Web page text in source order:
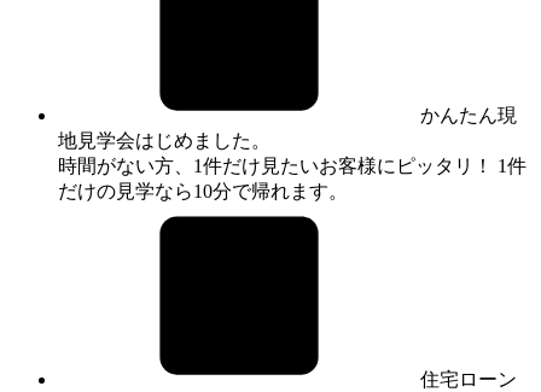
かんたん現
地見学会はじめました。
時間がない方、1件だけ見たいお客様にピッタリ！ 1件
だけの見学なら10分で帰れます。
住宅ローン